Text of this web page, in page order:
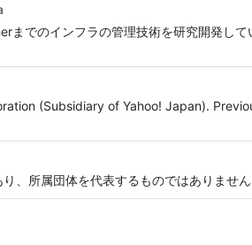
までのインフラの管理技術を研究開発し
(Subsidiary of Yahoo! Japan).
、所属団体を代表するものではありません